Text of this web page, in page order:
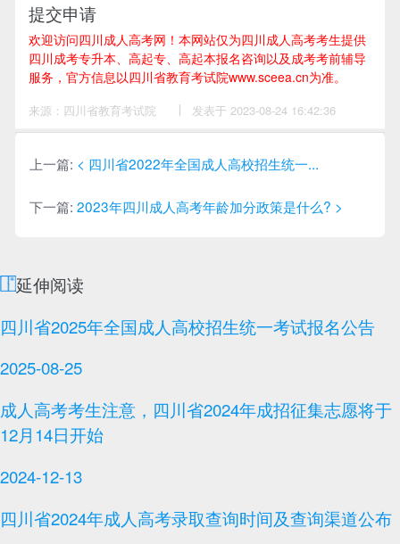
提交申请
欢迎访问四川成人高考网！ 本网站仅为四川成人高考考生提供
四川成考专升本、高起专、高起本报名咨询以及成考考前辅导
服务，官方信息以四川省教育考试院www.sceea.cn为准。
来源：四川省教育考试院
者：
邓
师
发表于 2023-08-24 16:42:36
上一篇: < 四川省2022年全国成人高校招生统一...
下一篇:2023年四川成人高考年龄加分政策是什么? >
延伸阅读
四川省2025年全国成人高校招生统一考试报名公告
2025-08-25
成人高考考生注意，四川省2024年成招征集志愿将于
12月14日开始
2024-12-13
四川省2024年成人高考录取查询时间及查询渠道公布